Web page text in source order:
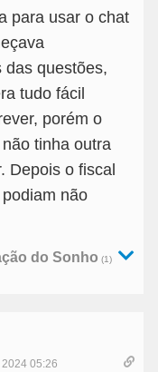
para usar o chat
das questões,
tudo fácil
porém o
tinha outra
Depois o fiscal
não
do Sonho (1)
05:26